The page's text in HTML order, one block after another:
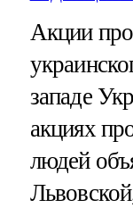
Акции
западе
акциях
людей